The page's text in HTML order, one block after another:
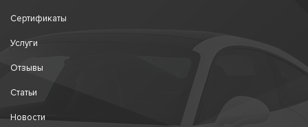
Сертификаты
Услуги
Отзывы
Статьи
Новости